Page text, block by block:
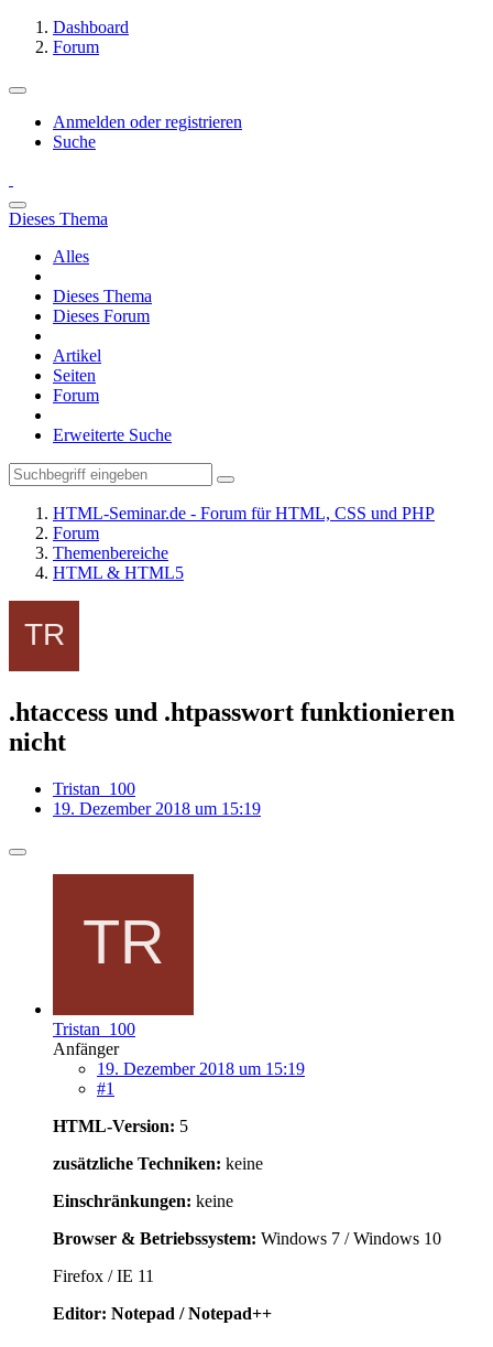
Dashboard
Forum
Anmelden oder registrieren
Suche
Dieses Thema
Alles
Dieses Thema
Dieses Forum
Artikel
Seiten
Forum
Erweiterte Suche
HTML-Seminar.de - Forum für HTML, CSS und PHP
Forum
Themenbereiche
HTML & HTML5
.htaccess und .htpasswort funktionieren
nicht
Tristan_100
19. Dezember 2018 um 15:19
Tristan_100
Anfänger
19. Dezember 2018 um 15:19
#1
HTML-Version: 5
zusätzliche Techniken: keine
Einschränkungen: keine
Browser & Betriebssystem: Windows 7 / Windows 10
Firefox / IE 11
Editor: Notepad / Notepad++